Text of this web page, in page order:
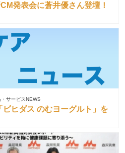
発表会に蒼井優さん登壇！
サービスNEWS
ヒダス のむヨーグルト」を